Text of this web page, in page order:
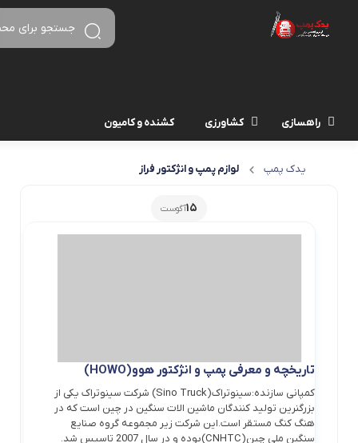
راهسازی کشاورزی کشنده و کامیون
یدک پمپ لوازم پمپ و انژکتور فراز
15آگوست
تاریخچه و معرفی پمپ و انژکتور هوو(HOWO)
کمپانی سازنده:سینوتراک(Sino Truck) شرکت سینوتراک یکی از
بزرگنرین تولید کنندگان ماشین الات سنگین در چین است که در
هنگ کنگ مستقر است.این شرکت زیر مجموعه گروه صنایع
سنگین ملی چین(CNHTC)بوده و در سال 2007 تاسیس شد.